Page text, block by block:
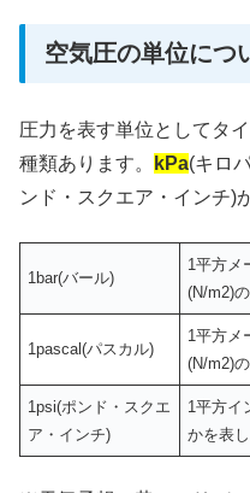
空気圧の単位につ
圧力を表す単位としてタ
種類あります。
kPa(キロ
ンド・スクエア・インチ)
1bar(バール)
1平方メ
(N/m2)
1pascal(パスカル)
1平方メ
(N/m2)
1psi(ポンド・スクエ
ア・インチ)
1平方イ
かを表